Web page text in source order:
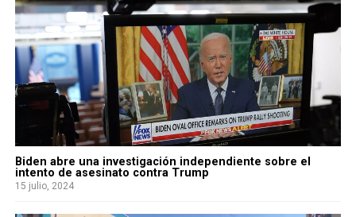
Biden abre una investigación independiente sobre el
intento de asesinato contra Trump
15 julio, 2024